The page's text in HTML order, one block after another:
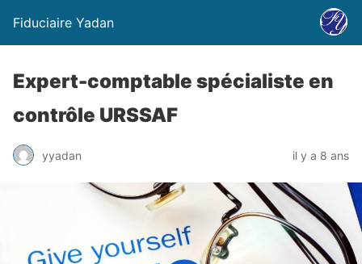
Fiduciaire Yadan
Expert-comptable spécialiste en
contrôle URSSAF
yyadan il y a 8 ans